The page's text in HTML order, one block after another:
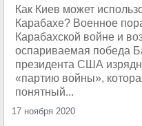
Как Киев может
Карабахе? Военное
Карабахской войне и
оспариваемая победа
президента США
«партию войны»,
понятный...
17 ноября 2020